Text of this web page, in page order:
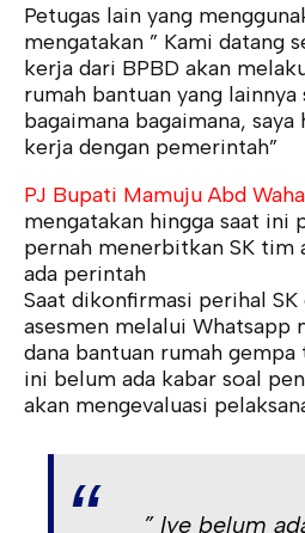
Petugas lain yang
mengatakan ” Kami datang
kerja dari BPBD akan
rumah bantuan yang
bagaimana bagaimana,
kerja dengan pemerintah”
PJ Bupati Mamuju Abd
mengatakan hingga saat ini
pernah menerbitkan SK tim
ada perintah
Saat dikonfirmasi perihal SK
asesmen melalui Whatsapp
dana bantuan rumah gempa
ini belum ada kabar soal
akan mengevaluasi
” Iye belum